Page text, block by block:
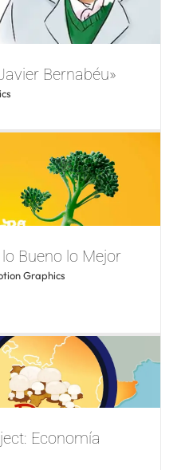
Bernabéu»
Bernabéu»
lo Bueno lo Mejor
Bueno lo Mejor
Graphics
Economía